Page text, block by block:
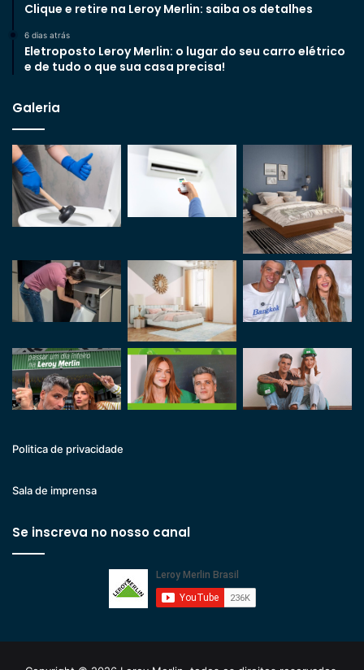
Clique e retire na Leroy Merlin: saiba os detalhes
6 dias atrás
Eletroposto Leroy Merlin: o lugar do seu carro elétrico
e de tudo o que sua casa precisa!
Galeria
Politica de privacidade
Sala de imprensa
Se inscreva no nosso canal